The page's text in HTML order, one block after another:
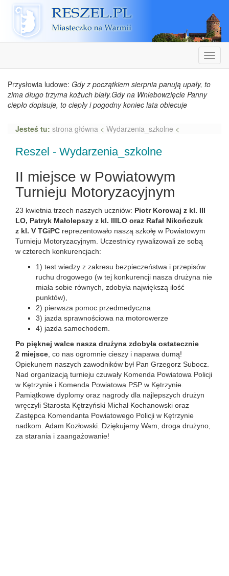
Reszel
Przysłowia ludowe: Gdy z początkiem sierpnia panują upały, to
zima długo trzyma kożuch biały.Gdy na Wniebowzięcie Panny
ciepło dopisuje, to ciepły i pogodny koniec lata obiecuje
Jesteś tu: strona główna < Wydarzenia_szkolne <
Reszel - Wydarzenia_szkolne
II miejsce w Powiatowym
Turnieju Motoryzacyjnym
23 kwietnia trzech naszych uczniów: Piotr Korowaj z kl. III
LO, Patryk Małolepszy z kl. IIILO oraz Rafał Nikończuk
z kl. V TGiPC reprezentowało naszą szkołę w Powiatowym
Turnieju Motoryzacyjnym. Uczestnicy rywalizowali ze sobą
w czterech konkurencjach:
1) test wiedzy z zakresu bezpieczeństwa i przepisów
ruchu drogowego (w tej konkurencji nasza drużyna nie
miała sobie równych, zdobyła największą ilość
punktów),
2) pierwsza pomoc przedmedyczna
3) jazda sprawnościowa na motorowerze
4) jazda samochodem.
Po pięknej walce nasza drużyna zdobyła ostatecznie
2 miejsce , co nas ogromnie cieszy i napawa dumą!
Opiekunem naszych zawodników był Pan Grzegorz Subocz.
Nad organizacją turnieju czuwały Komenda Powiatowa Policji
w Kętrzynie i Komenda Powiatowa PSP w Kętrzynie.
Pamiątkowe dyplomy oraz nagrody dla najlepszych drużyn
wręczyli Starosta Kętrzyński Michał Kochanowski oraz
Zastępca Komendanta Powiatowego Policji w Kętrzynie
nadkom. Adam Kozłowski. Dziękujemy Wam, droga drużyno,
za starania i zaangażowanie!